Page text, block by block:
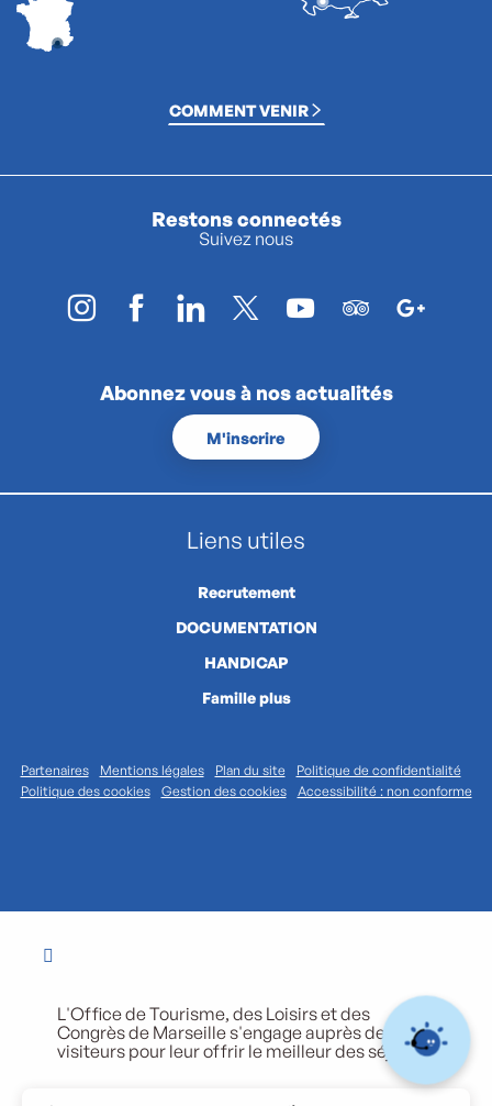
COMMENT VENIR
Restons connectés
Suivez nous
Abonnez vous à nos actualités
M'inscrire
Liens utiles
Recrutement
DOCUMENTATION
HANDICAP
Famille plus
Partenaires Mentions légales Plan du site
Politique de confidentialité
Politique des cookies
Gestion des cookies Accessibilité : non conforme
L'Office de Tourisme, des Loisirs et des
Congrès de Marseille s'engage auprès de ses
visiteurs pour leur offrir le meilleur des séjours.